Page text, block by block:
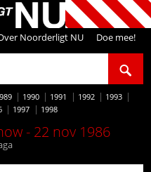
Noorderligt NU Doe mee!
1990 1991 1992
1993
1997 1998
- 22 nov 1986